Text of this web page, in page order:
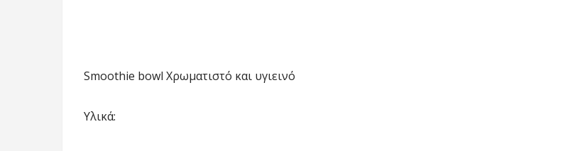
Smoothie bowl Χρωματιστό και υγιεινό
Υλικά: